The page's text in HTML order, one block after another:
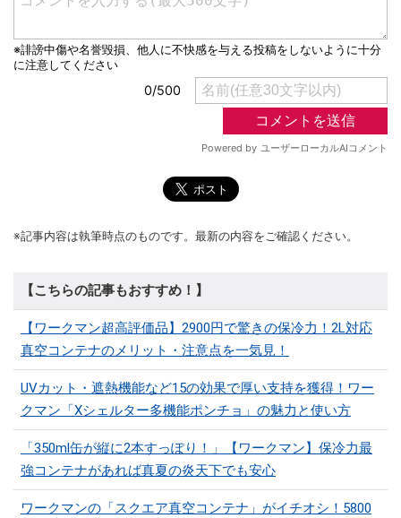
※記事内容は執筆時点のものです。最新の内容をご確認ください。
【こちらの記事もおすすめ！】
【ワークマン超高評価品】2900円で驚きの保冷力！2L対応
真空コンテナのメリット・注意点を一気見！
UVカット・遮熱機能など15の効果で厚い支持を獲得！ワー
クマン「Xシェルター多機能ポンチョ」の魅力と使い方
「350ml缶が縦に2本すっぽり！」【ワークマン】保冷力最
強コンテナがあれば真夏の炎天下でも安心
ワークマンの「スクエア真空コンテナ」がイチオシ！5800